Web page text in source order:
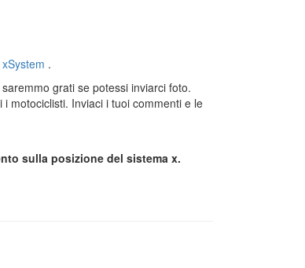
.
grati se potessi inviarci foto.
motociclisti. Inviaci i tuoi commenti e le
sulla posizione del sistema x.